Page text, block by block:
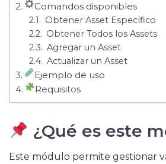
Comandos disponibles
Obtener Asset Específico
Obtener Todos los Assets
Agregar un Asset
Actualizar un Asset
Ejemplo de uso
Requisitos
¿Qué es este
Este módulo permite gestionar